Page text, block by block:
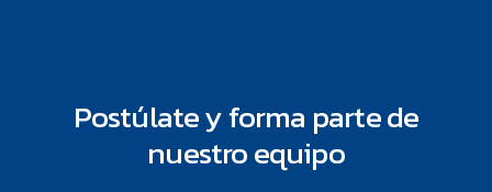
Postúlate y forma parte de
nuestro equipo